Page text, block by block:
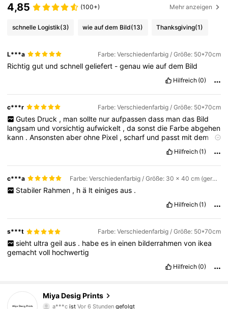
4,85 (100+) Mehr anzeigen
schnelle Logistik(3) wie auf dem Bild(13) Thanksgiving(1)
L***a Farbe: Verschiedenfarbig / Größe: 50*70cm
Richtiggut undschnellgeliefert -genauwieaufdem Bild
Hilfreich (0)
c***r Farbe: Verschiedenfarbig / Größe: 50*70cm
Gutes Druck , man sollte nur aufpassen dass man das Bild
langsam undvorsichtigaufwickelt ,dasonstdie Farbeabgehen
kann .Ansonstenaberohne Pixel ,scharf und passt mitdem
Hilfreich (1)
c***a Farbe: Verschiedenfarbig / Größe: 30 x 40 cm (gerahmt)
Stabiler Rahmen , h ä lt einiges aus .
Hilfreich (1)
s***t Farbe: Verschiedenfarbig / Größe: 50*70cm
sieht ultra geil aus . habe es in einen bilderrahmen von ikea
gemachtvoll hochwertig
Hilfreich (0)
Miya Desig Prints
a***cistVor 6 Stunden